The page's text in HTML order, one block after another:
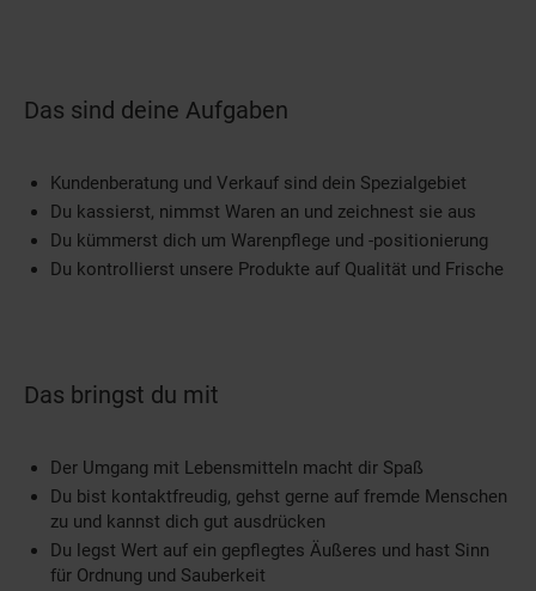
Das sind deine Aufgaben
Kundenberatung und Verkauf sind dein Spezialgebiet
Du kassierst, nimmst Waren an und zeichnest sie aus
Du kümmerst dich um Warenpflege und -positionierung
Du kontrollierst unsere Produkte auf Qualität und Frische
Das bringst du mit
Der Umgang mit Lebensmitteln macht dir Spaß
Du bist kontaktfreudig, gehst gerne auf fremde Menschen
zu und kannst dich gut ausdrücken
Du legst Wert auf ein gepflegtes Äußeres und hast Sinn
für Ordnung und Sauberkeit